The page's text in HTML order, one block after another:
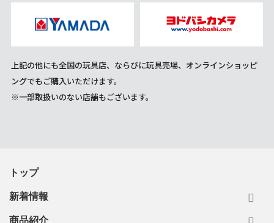
上記の他にも全国の玩具店、ならびに玩具売場、オンラインショッピ
ングでもご購入いただけます。
※一部取扱いのない店舗もございます。
トップ
新着情報
商品紹介